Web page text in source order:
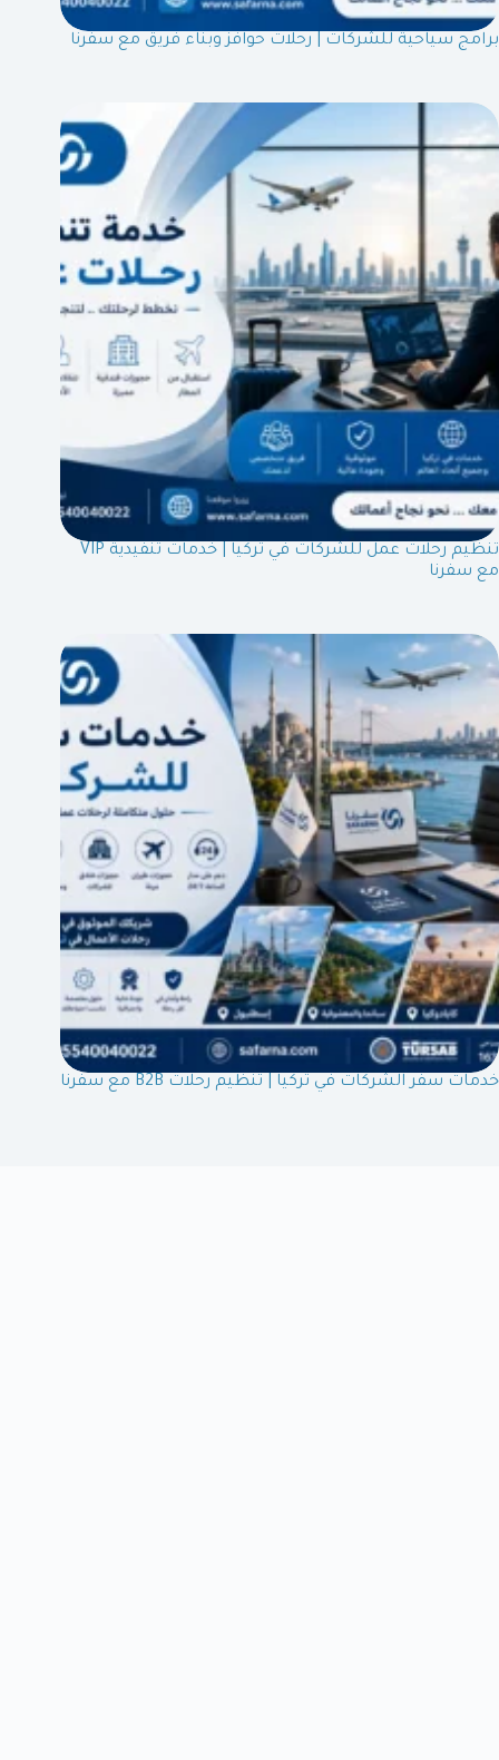
برامج سياحية للشركات | رحلات حوافز وبناء فريق مع سفرنا
تنظيم رحلات عمل للشركات في تركيا | خدمات تنفيدية VIP
مع سفرنا
خدمات سفر الشركات في تركيا | تنظيم رحلات B2B مع سفرنا